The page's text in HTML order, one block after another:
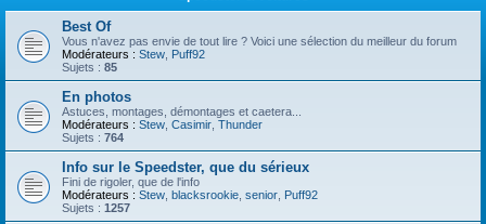
Best Of
Vous n'avez pas envie de tout lire ? Voici une sélection du meilleur du forum
Modérateurs : Stew Puff92
Sujets : 85
En photos
Astuces, montages, démontages et caetera...
Modérateurs : Stew Casimir Thunder
Sujets : 764
Info sur le Speedster, que du sérieux
Fini de rigoler, que de l'info
Modérateurs : Stew blacksrookie senior Puff92
Sujets : 1257